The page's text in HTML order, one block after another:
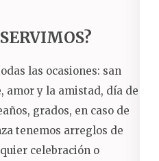
las ocasiones: san
y la amistad, día de la
grados, en caso de
tenemos arreglos de
celebración o